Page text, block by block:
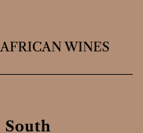
WINES